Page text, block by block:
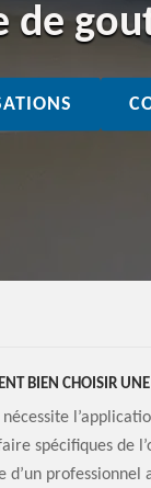
de
BIEN CHOISIR UNE
spécifiques de
d’un